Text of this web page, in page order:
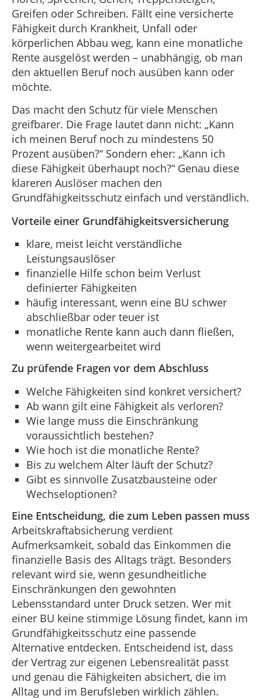
Greifen oder Schreiben. Fällt eine versicherte
Fähigkeit durch Krankheit, Unfall oder
körperlichen Abbau weg, kann eine monatliche
Rente ausgelöst werden – unabhängig, ob man
den aktuellen Beruf noch ausüben kann oder
möchte.
Das macht den Schutz für viele Menschen
greifbarer. Die Frage lautet dann nicht: „Kann
ich meinen Beruf noch zu mindestens 50
Prozent ausüben?“ Sondern eher: „Kann ich
diese Fähigkeit überhaupt noch?“ Genau diese
klareren Auslöser machen den
Grundfähigkeitsschutz einfach und verständlich.
Vorteile einer Grundfähigkeits­versicherung
klare, meist leicht verständliche
Leistungsauslöser
finanzielle Hilfe schon beim Verlust
definierter Fähigkeiten
häufig interessant, wenn eine BU schwer
abschließbar oder teuer ist
monatliche Rente kann auch dann fließen,
wenn weitergearbeitet wird
Zu prüfende Fragen vor dem Abschluss
Welche Fähigkeiten sind konkret versichert?
Ab wann gilt eine Fähigkeit als verloren?
Wie lange muss die Einschränkung
voraussichtlich bestehen?
Wie hoch ist die monatliche Rente?
Bis zu welchem Alter läuft der Schutz?
Gibt es sinnvolle Zusatzbausteine oder
Wechseloptionen?
Eine Entscheidung, die zum Leben passen muss
Arbeitskraftabsicherung verdient
Aufmerksamkeit, sobald das Einkommen die
finanzielle Basis des Alltags trägt. Besonders
relevant wird sie, wenn gesundheitliche
Einschränkungen den gewohnten
Lebensstandard unter Druck setzen. Wer mit
einer BU keine stimmige Lösung findet, kann im
Grundfähigkeitsschutz eine passende
Alternative entdecken. Entscheidend ist, dass
der Vertrag zur eigenen Lebensrealität passt
und genau die Fähigkeiten absichert, die im
Alltag und im Berufsleben wirklich zählen.